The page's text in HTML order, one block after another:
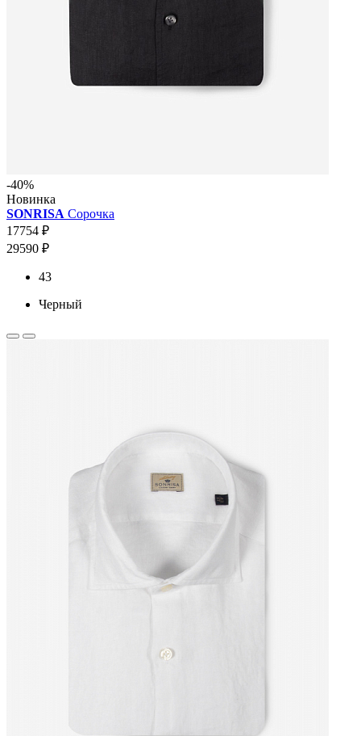
-40%
Новинка
SONRISA Сорочка
17754 ₽
29590 ₽
43
Черный